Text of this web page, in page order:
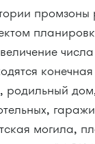
промзоны
родильный
могила,